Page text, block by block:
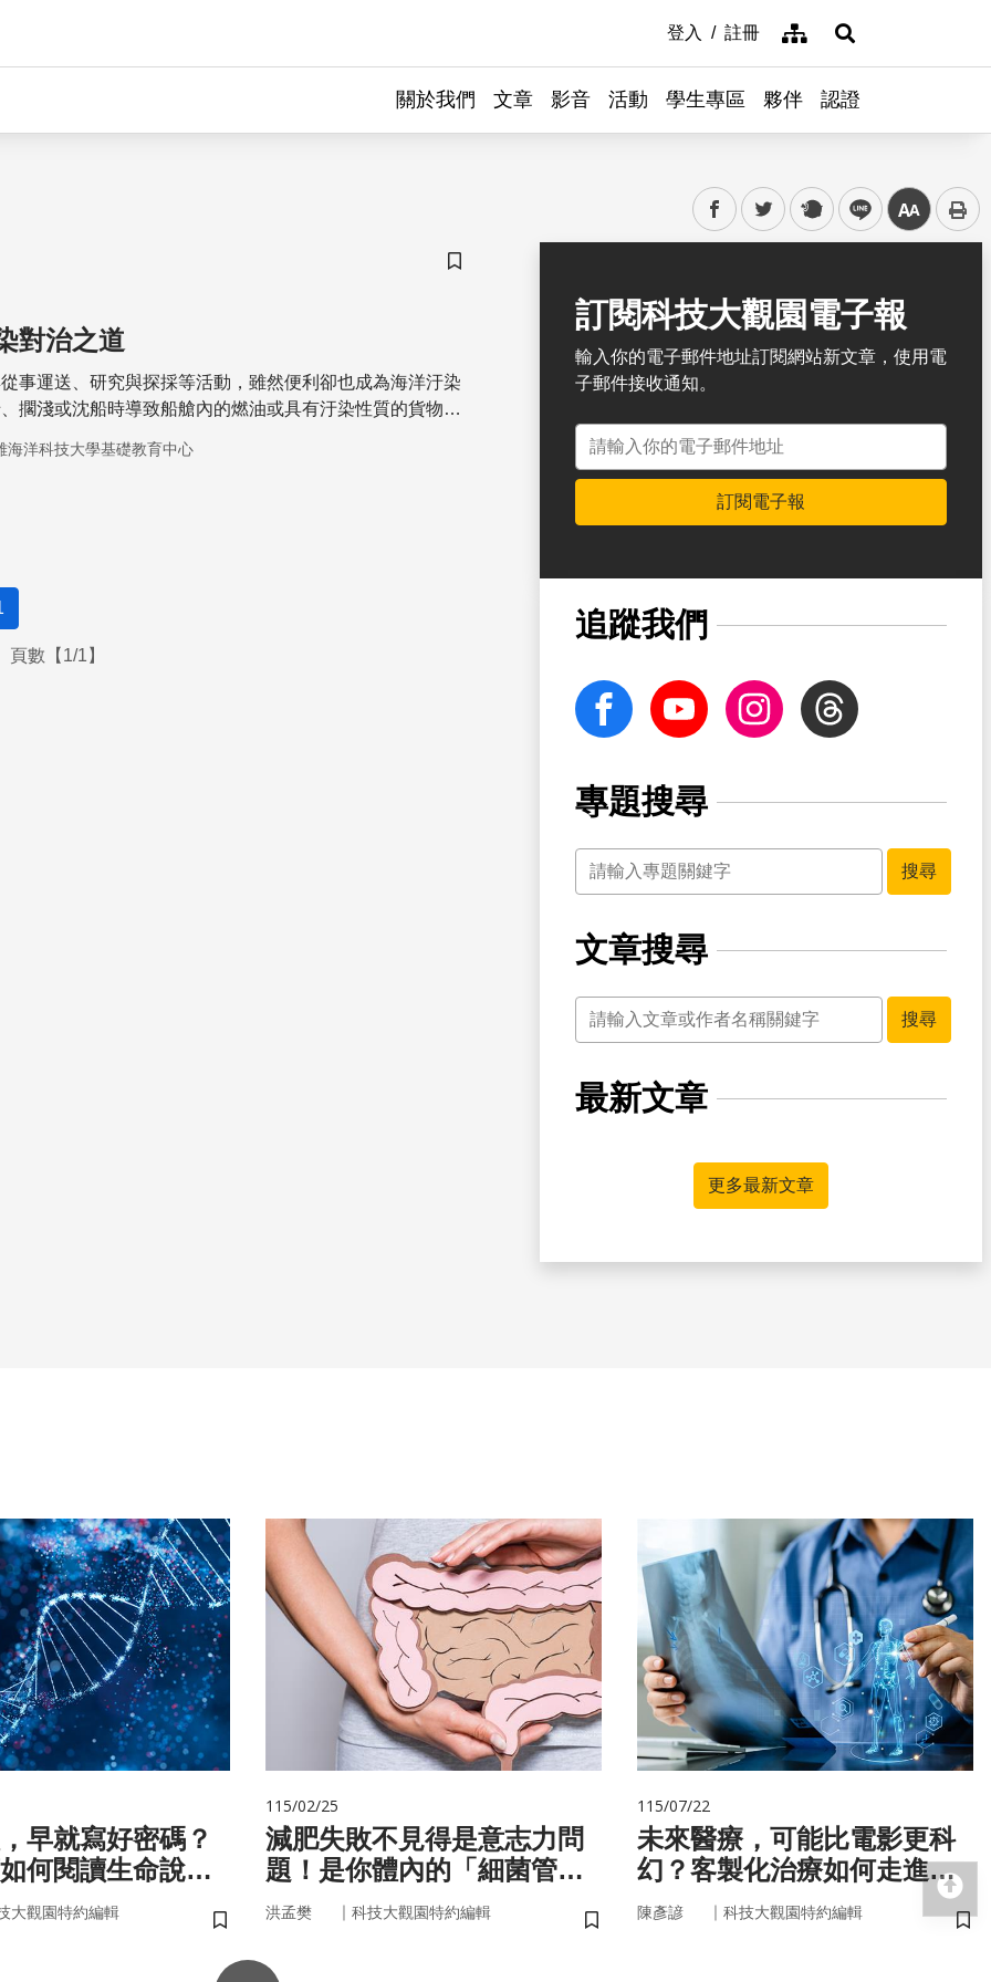
登入 註冊 網站導覽展開搜尋
關於我們 文章 影音 活動 學生專區 夥伴 認證
facebooktwitter plurk line 中
儲存書籤
對治之道
事運送、研究與探採等活動，雖然便利卻也成為海洋汙染
擱淺或沈船時導致船艙內的燃油或具有汙染性質的貨物洩
至數天的擴散變化及影響範圍，對於應變人員採取應變處
海洋科技大學基礎教育中心
數【1/1】
訂閱科技大觀園電子報
輸入你的電子郵件地址訂閱網站新文章，使用電
子郵件接收通知。
電子郵件地址
訂閱電子報
追蹤我們
facebook Youtube InstagramThreads
專題搜尋
關鍵字
搜尋
文章搜尋
關鍵字
搜尋
最新文章
更多最新文章
早就寫好密碼？
何閱讀生命說明
大觀園特約編輯
儲存書籤
115/02/25
減肥失敗不見得是意志力問
題！是你體內的「細菌管
家」在幫你囤油
洪孟樊 ｜ 科技大觀園特約編輯
儲存書籤
115/07/22
未來醫療，可能比電影更科
幻？客製化治療如何走進真
實世界
陳彥諺 ｜ 科技大觀園特約編輯
儲
回